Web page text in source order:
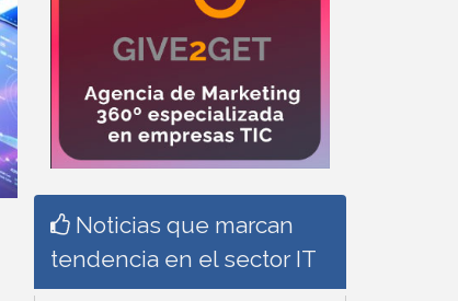
Noticias que marcan
tendencia en el sector IT